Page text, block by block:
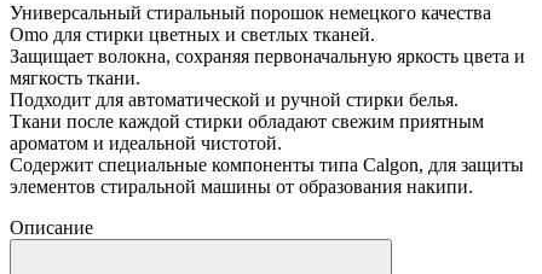
Универсальный стиральный порошок немецкого качества
Omo для стирки цветных и светлых тканей.
Защищает волокна, сохраняя первоначальную яркость цвета и
мягкость ткани.
Подходит для автоматической и ручной стирки белья.
Ткани после каждой стирки обладают свежим приятным
ароматом и идеальной чистотой.
Содержит специальные компоненты типа Calgon, для защиты
элементов стиральной машины от образования накипи.
Описание